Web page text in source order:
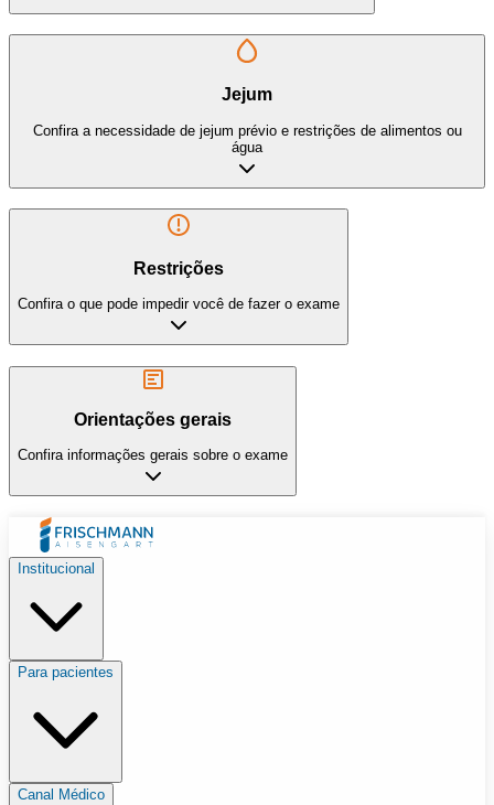
Jejum
Confira a necessidade de jejum prévio e restrições de alimentos ou
água
Restrições
Confira o que pode impedir você de fazer o exame
Orientações gerais
Confira informações gerais sobre o exame
Institucional
Para pacientes
Canal Médico